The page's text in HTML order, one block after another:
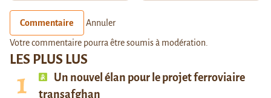
LES PLUS LUS
Un nouvel élan pour le projet ferroviaire
transafghan
Commentaire Annuler
Votre commentaire pourra être soumis à modération.